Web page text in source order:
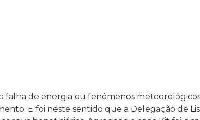
falha de energia ou fenómenos
E foi neste sentido que a Delegação de